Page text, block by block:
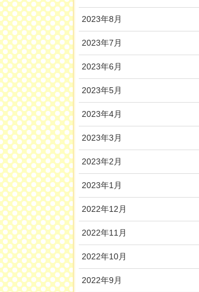
2023年8月
2023年7月
2023年6月
2023年5月
2023年4月
2023年3月
2023年2月
2023年1月
2022年12月
2022年11月
2022年10月
2022年9月